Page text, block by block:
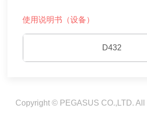
使用说明书（设备）
D432
Copyright © PEGASUS CO.,LTD.